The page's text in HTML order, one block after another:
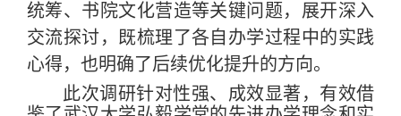
统筹、书院文化营造等关键问题，展开深入
交流探讨，既梳理了各自办学过程中的实践
心得，也明确了后续优化提升的方向。
此次调研针对性强、成效显著，有效借